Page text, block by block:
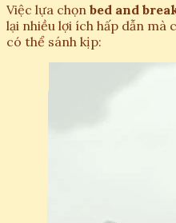
Việc lựa chọn bed and
lại nhiều lợi ích hấp dẫn mà
có thể sánh kịp: